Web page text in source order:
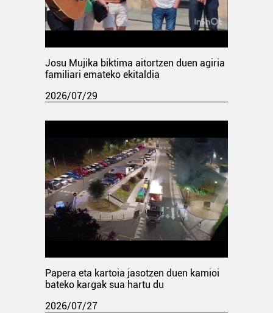
Josu Mujika biktima aitortzen duen agiria
familiari emateko ekitaldia
2026/07/29
Papera eta kartoia jasotzen duen kamioi
bateko kargak sua hartu du
2026/07/27